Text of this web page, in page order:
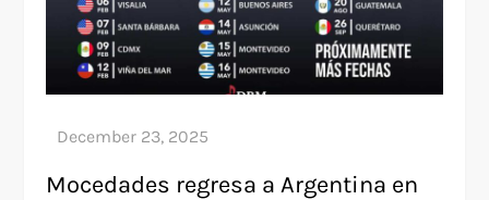
Mocedades regresa a Argentina en